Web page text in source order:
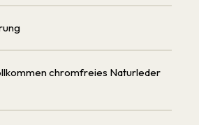
chromfreies Naturleder